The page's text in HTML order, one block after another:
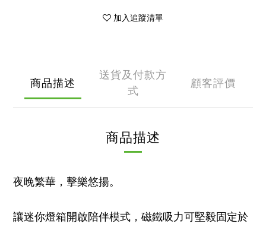
加入追蹤清單
商品描述
送貨及付款方
式
顧客評價
商品描述
夜晚繁華，擊樂悠揚。
讓迷你燈箱開啟陪伴模式，磁鐵吸力可堅毅固定於